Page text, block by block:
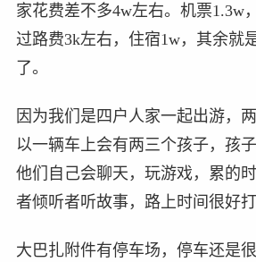
家花费差不多4w左右。机票1.3w
过路费3k左右，住宿1w，其余就
了。
因为我们是四户人家一起出游，
以一辆车上会有两三个孩子，孩
他们自己会聊天，玩游戏，累的
者倾听者听故事，路上时间很好打
大巴扎附件有停车场，停车还是